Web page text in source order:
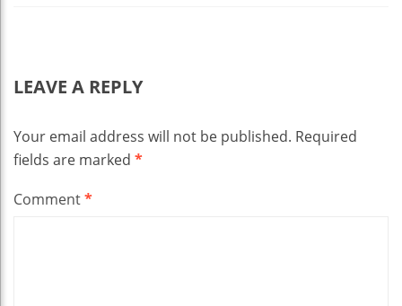
LEAVE A REPLY
Your email address will not be published. Required
fields are marked *
Comment*